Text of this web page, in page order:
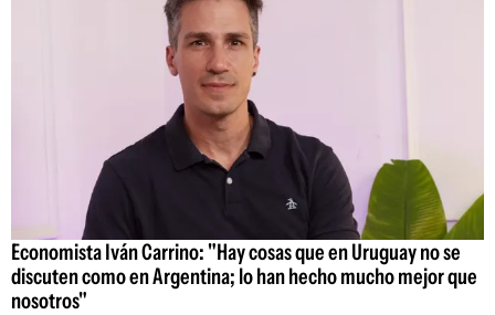
Economista Iván Carrino: "Hay cosas que en Uruguay no se
discuten como en Argentina; lo han hecho mucho mejor que
nosotros"